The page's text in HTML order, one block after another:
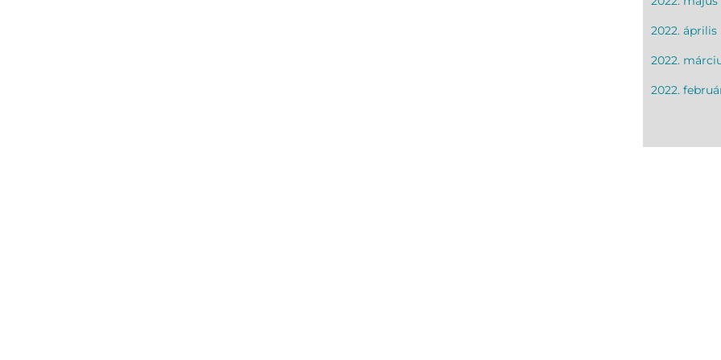
2022. április
2022.
2022.